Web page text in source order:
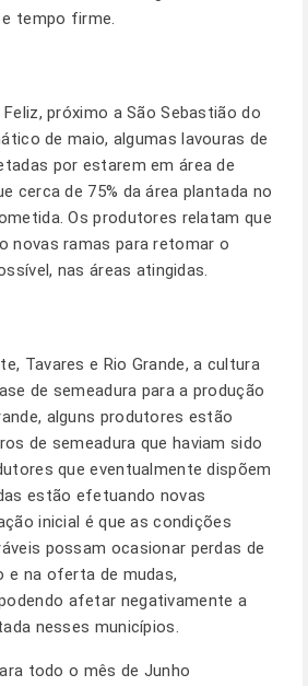
tempo firme.
próximo a São Sebastião do
de maio, algumas lavouras de
por estarem em área de
cerca de 75% da área plantada no
Os produtores relatam que
novas ramas para retomar o
nas áreas atingidas.
Tavares e Rio Grande, a cultura
de semeadura para a produção
alguns produtores estão
de semeadura que haviam sido
que eventualmente dispõem
estão efetuando novas
inicial é que as condições
possam ocasionar perdas de
e na oferta de mudas,
afetar negativamente a
nesses municípios.
todo o mês de Junho